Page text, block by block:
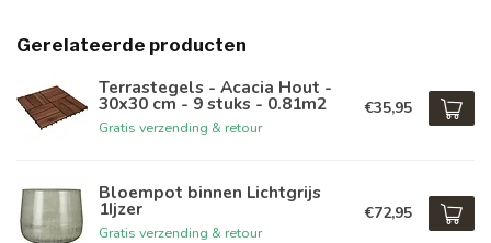
Gerelateerde producten
Terrastegels - Acacia Hout -
30x30 cm - 9 stuks - 0.81m2
Gratis verzending & retour
€35,95
Bloempot binnen Lichtgrijs
1Ijzer
Gratis verzending & retour
€72,95